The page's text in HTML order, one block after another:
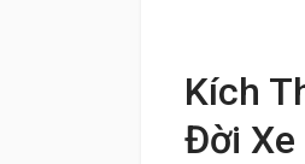
Kích
Đời Xe